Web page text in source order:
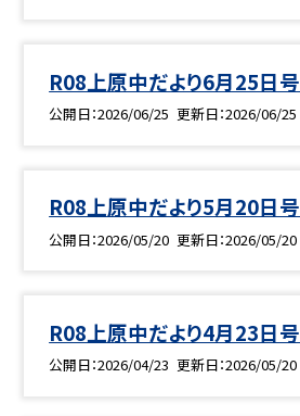
R08上原中だより6月25日号
公開日 2026/06/25 更新日 2026/06/25
R08上原中だより5月20日号
公開日 2026/05/20 更新日 2026/05/20
R08上原中だより4月23日号
公開日 2026/04/23 更新日 2026/05/20